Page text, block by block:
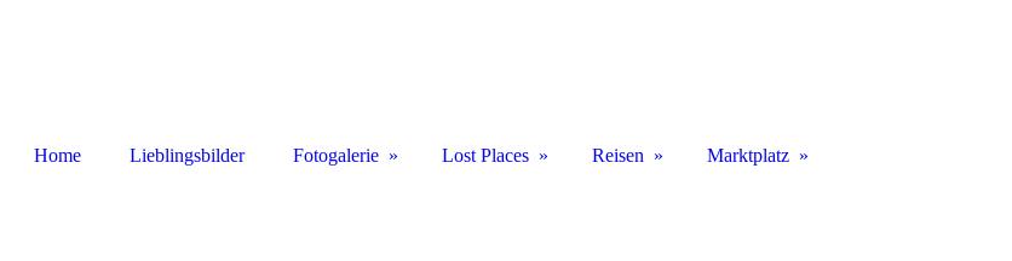
Home Lieblingsbilder Fotogalerie Lost Places Reisen Marktplatz